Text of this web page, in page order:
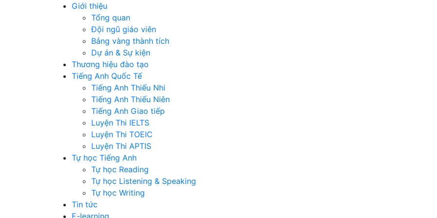
Giới thiệu
Tổng quan
Đội ngũ giáo viên
Bảng vàng thành tích
Dự án & Sự kiện
Thương hiệu đào tạo
Tiếng Anh Quốc Tế
Tiếng Anh Thiếu Nhi
Tiếng Anh Thiếu Niên
Tiếng Anh Giao tiếp
Luyện Thi IELTS
Luyện Thi TOEIC
Luyện Thi APTIS
Tự học Tiếng Anh
Tự học Reading
Tự học Listening & Speaking
Tự học Writing
Tin tức
E-learning